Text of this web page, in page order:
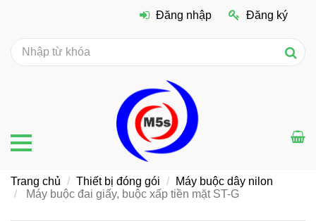
Đăng nhập Đăng ký
Trang chủ Thiết bị đóng gói
Máy buộc dây nilon
Máy buộc đai giấy, buộc xấp tiền mặt ST-G